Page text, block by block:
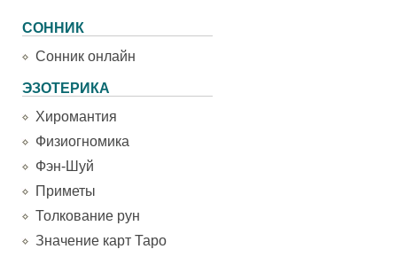
СОННИК
Сонник онлайн
ЭЗОТЕРИКА
Хиромантия
Физиогномика
Фэн-Шуй
Приметы
Толкование рун
Значение карт Таро